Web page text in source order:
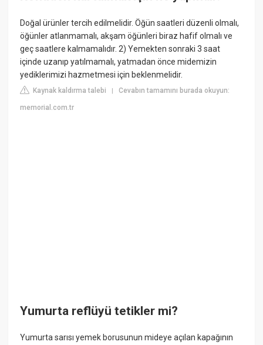
Doğal ürünler tercih edilmelidir. Öğün saatleri düzenli olmalı,
öğünler atlanmamalı, akşam öğünleri biraz hafif olmalı ve
geç saatlere kalmamalıdır. 2) Yemekten sonraki 3 saat
içinde uzanıp yatılmamalı, yatmadan önce midemizin
yediklerimizi hazmetmesi için beklenmelidir.
Kaynak kaldırma talebi |Cevabın tamamını burada okuyun:
memorial.com.tr
Yumurta reflüyü tetikler mi?
Yumurta sarısı yemek borusunun mideye açılan kapağının